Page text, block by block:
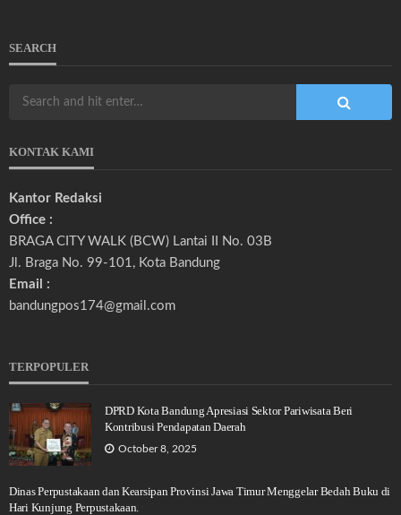
SEARCH
KONTAK KAMI
Kantor Redaksi
Office :
BRAGA CITY WALK (BCW) Lantai II No. 03B
Jl. Braga No. 99-101, Kota Bandung
Email :
bandungpos174@gmail.com
TERPOPULER
DPRD Kota Bandung Apresiasi Sektor Pariwisata Beri
Kontribusi Pendapatan Daerah
October 8, 2025
Dinas Perpustakaan dan Kearsipan Provinsi Jawa Timur Menggelar Bedah Buku di
Hari Kunjung Perpustakaan.